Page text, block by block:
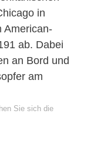
in
American-
ab. Dabei
an Bord und
am
Sie sich die